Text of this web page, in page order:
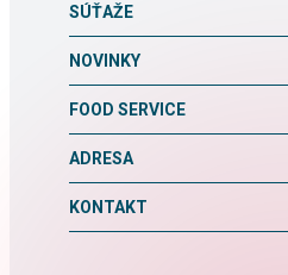
SÚŤAŽE
NOVINKY
FOOD SERVICE
ADRESA
KONTAKT